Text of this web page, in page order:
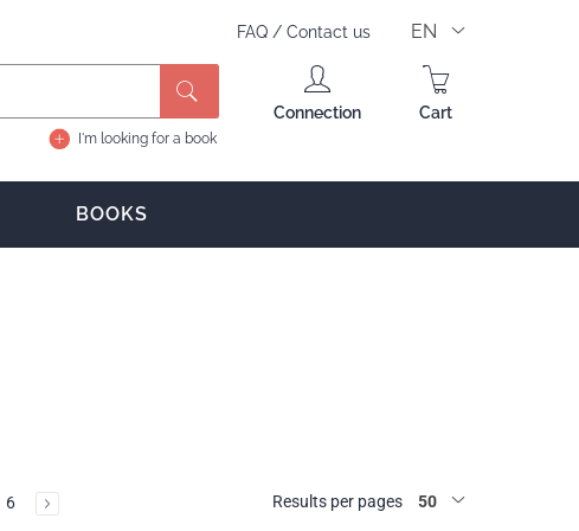
FAQ / Contact us EN
I'm looking for a book
Connection Cart
BOOKS
6 Results per pages 50